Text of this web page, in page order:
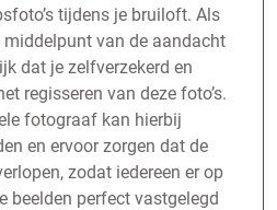
tijdens je bruiloft. Als
van de aandacht
dat je zelfverzekerd en
regisseren van deze foto’s.
fotograaf kan hierbij
en ervoor zorgen dat de
zodat iedereen er op
beelden perfect vastgelegd